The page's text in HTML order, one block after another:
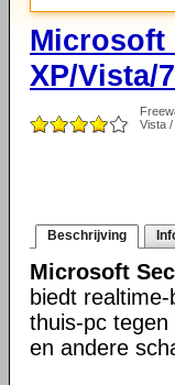
Microsoft
XP/Vista/
Vista /
Beschrijving
Microsoft
biedt
thuis-pc
en andere